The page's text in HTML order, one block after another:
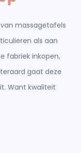
massagetafels
als aan
fabriek inkopen,
gaat deze
Want kwaliteit